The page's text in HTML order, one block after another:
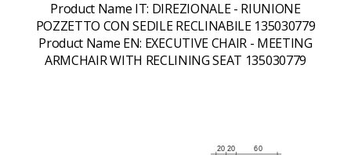
Product Name IT: DIREZIONALE - RIUNIONE
POZZETTO CON SEDILE RECLINABILE 135030779
Product Name EN: EXECUTIVE CHAIR - MEETING
ARMCHAIR WITH RECLINING SEAT 135030779